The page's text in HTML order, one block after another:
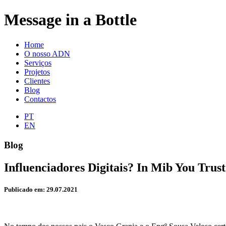
Message in a Bottle
Home
O nosso ADN
Serviços
Projetos
Clientes
Blog
Contactos
PT
EN
Blog
Influenciadores Digitais? In Mib You
Publicado em: 29.07.2021